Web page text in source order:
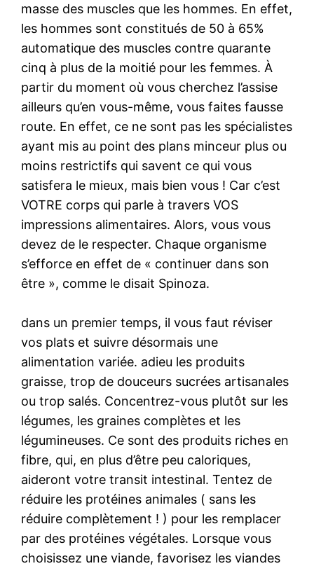
masse des muscles que les hommes. En effet,
les hommes sont constitués de 50 à 65%
automatique des muscles contre quarante
cinq à plus de la moitié pour les femmes. À
partir du moment où vous cherchez l’assise
ailleurs qu’en vous-même, vous faites fausse
route. En effet, ce ne sont pas les spécialistes
ayant mis au point des plans minceur plus ou
moins restrictifs qui savent ce qui vous
satisfera le mieux, mais bien vous ! Car c’est
VOTRE corps qui parle à travers VOS
impressions alimentaires. Alors, vous vous
devez de le respecter. Chaque organisme
s’efforce en effet de « continuer dans son
être », comme le disait Spinoza.
dans un premier temps, il vous faut réviser
vos plats et suivre désormais une
alimentation variée. adieu les produits
graisse, trop de douceurs sucrées artisanales
ou trop salés. Concentrez-vous plutôt sur les
légumes, les graines complètes et les
légumineuses. Ce sont des produits riches en
fibre, qui, en plus d’être peu caloriques,
aideront votre transit intestinal. Tentez de
réduire les protéines animales ( sans les
réduire complètement ! ) pour les remplacer
par des protéines végétales. Lorsque vous
choisissez une viande, favorisez les viandes